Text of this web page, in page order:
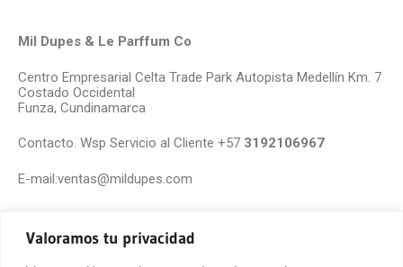
Valoramos tu privacidad
Mil Dupes & Le Parffum Co
Centro Empresarial Celta Trade Park Autopista Medellín Km. 7
Costado Occidental
Funza, Cundinamarca
Contacto. Wsp Servicio al Cliente +57 3192106967
E-mail:ventas@mildupes.com